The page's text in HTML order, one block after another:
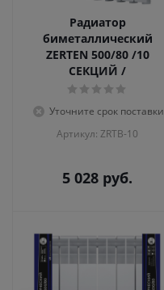
Радиатор
биметаллический
ZERTEN 500/80 /10
СЕКЦИЙ /
Уточните срок поставки
Артикул: ZRTB-10
5 028 руб.